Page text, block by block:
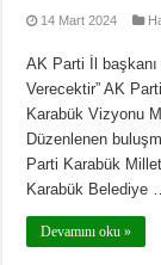
14 Mart 2024
AK Parti İl başkanı
Verecektir” AK
Karabük Vizyonu
Düzenlenen
Parti Karabük
Karabük Belediye …
Devamını oku »